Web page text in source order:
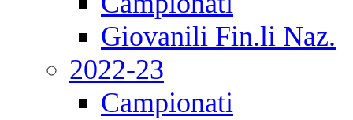
Giovanili Fin.li Naz.
2022-23
Campionati